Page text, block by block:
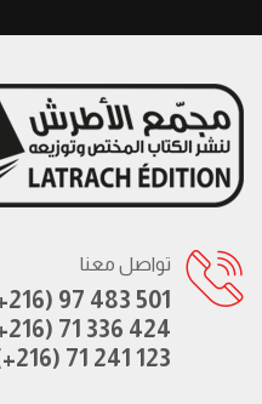
تواصل معنا
97 483 501
71 336 424
71 241 123